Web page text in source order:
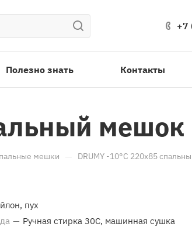
+7
Полезно знать Контакты
мешок
мешки — DRUMY -10°С 220х85
пух
— Ручная стирка 30С, машинная сушка